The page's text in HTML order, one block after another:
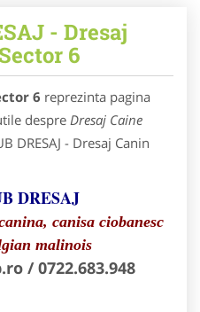
- Dresaj
6
6 reprezinta pagina
despre Dresaj Caine
DRESAJ - Dresaj Canin
DRESAJ
canisa ciobanesc
malinois
/ 0722.683.948